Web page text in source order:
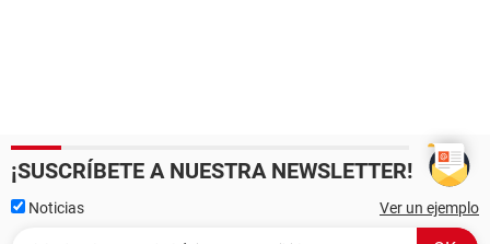
¡SUSCRÍBETE A NUESTRA NEWSLETTER!
Noticias Ver un ejemplo